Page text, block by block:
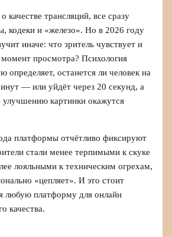
качестве трансляций, все сразу
кодеки и «железо». Но в 2026 году
иначе: что зритель чувствует и
момент просмотра? Психология
определяет, останется ли человек на
— или уйдёт через 20 секунд, а
улучшению картинки окажутся
платформы отчётливо фиксируют
стали менее терпимыми к скуке
лояльными к техническим огрехам,
«цепляет». И это стоит
любую платформу для онлайн
качества.